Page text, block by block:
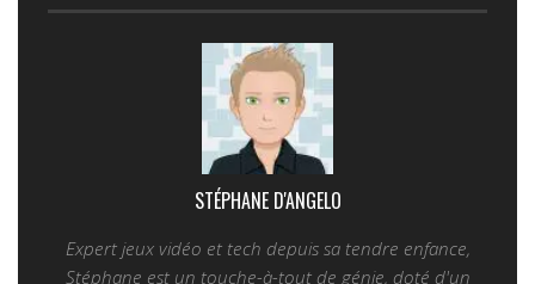
STÉPHANE D'ANGELO
Expert jeux vidéo et tech depuis sa tendre enfance,
Stéphane est un touche-à-tout de génie, doté d'un